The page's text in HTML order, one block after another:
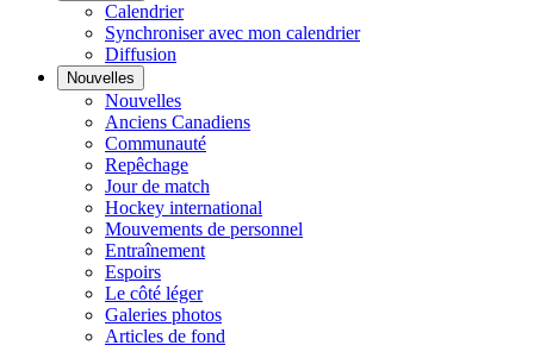
Calendrier
Synchroniser avec mon calendrier
Diffusion
Nouvelles
Nouvelles
Anciens Canadiens
Communauté
Repêchage
Jour de match
Hockey international
Mouvements de personnel
Entraînement
Espoirs
Le côté léger
Galeries photos
Articles de fond